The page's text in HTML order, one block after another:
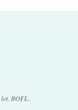
ROFL.